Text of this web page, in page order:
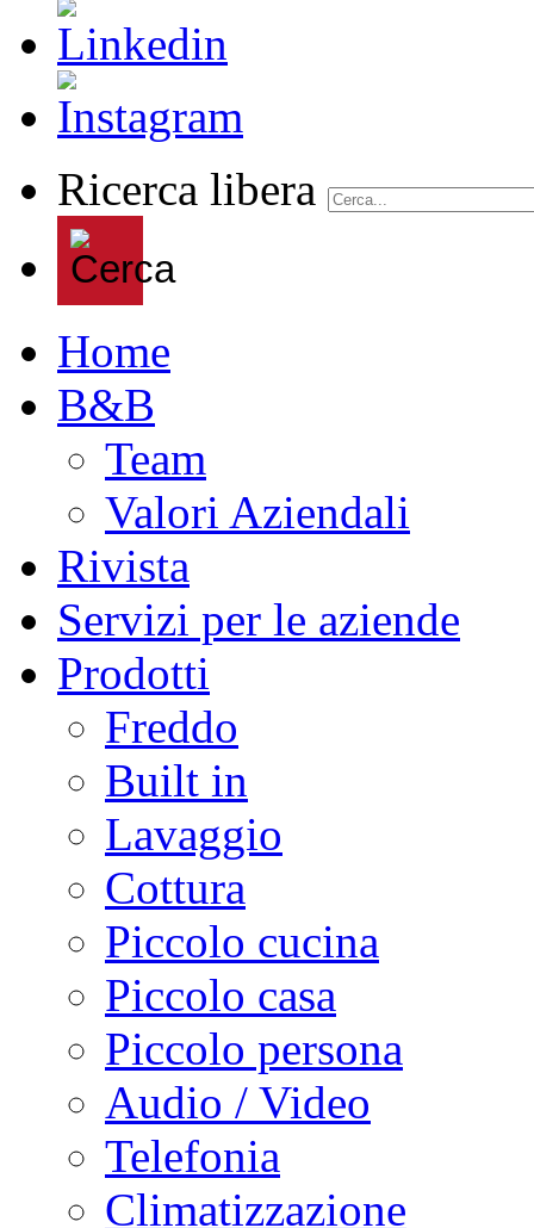
Ricerca libera
Home
B&B
Team
Valori Aziendali
Rivista
Servizi per le aziende
Prodotti
Freddo
Built in
Lavaggio
Cottura
Piccolo cucina
Piccolo casa
Piccolo persona
Audio / Video
Telefonia
Climatizzazione